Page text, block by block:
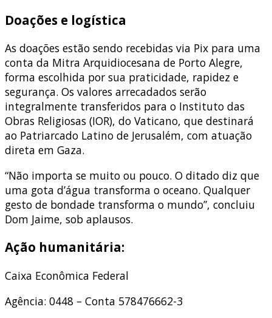
Doações e logística
As doações estão sendo recebidas via Pix para uma
conta da Mitra Arquidiocesana de Porto Alegre,
forma escolhida por sua praticidade, rapidez e
segurança. Os valores arrecadados serão
integralmente transferidos para o Instituto das
Obras Religiosas (IOR), do Vaticano, que destinará
ao Patriarcado Latino de Jerusalém, com atuação
direta em Gaza.
“Não importa se muito ou pouco. O ditado diz que
uma gota d’água transforma o oceano. Qualquer
gesto de bondade transforma o mundo”, concluiu
Dom Jaime, sob aplausos.
Ação humanitária:
Caixa Econômica Federal
Agência: 0448 – Conta 578476662-3